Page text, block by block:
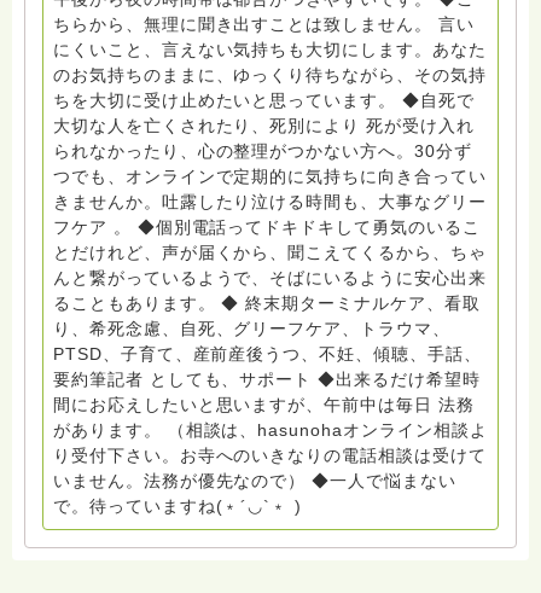
サポートをしています。 ◆一般社団法人『グリーフケア
ともしび』理事長 【ともしび遺族会】運営 毎月 第１
金・昼夜2回開催（大阪駅前第3ビル） 14：00〜，18：
00〜 お問い合わせ申込⬇️こちらから
griefcare.tomoshibi@icloud.com ＊この活動は皆さま
のご支援により支えられております。ご協力をよろしく
お願いします。 ゆうちょ銀行 口座番号 普通408-
6452769 一般社団法人グリーフケアともしび ◆『ビハ
ーラサロン おしゃべりカフェひだまり』 ビハーラ和歌
山代表 居場所運営 問い合わせ申込⬇️こちらから
griefcare.tomoshibi@icloud.com ◆GEはしもとサピュ
イエ 所属 （Gender Equity 誰もが自分らしく生きるこ
とができる社会をめざして）DV・女性支援 ◆認定NPO
京都自死自殺相談センターSotto 元グリーフサポート委
員長（2018〜2024） ◆保育士.幼稚園教諭.小学校教諭.
レクリエーションインストラクター.中学校DV授業 10年
間 保育 教育の現場で 総主任として勤めた経験も生かし
つつ、お話できることがあれば 幸いです。 いつも あな
たとともに。南無阿弥陀仏 ここでは、宗旨を問いませ
ん。 まずは、ひとりで抱え込まないで。 来寺お問い合
わせは⬇️こちらから miehimeyo@gmail.com ※時間を割
いて、あなたに向き合っています。 ですので、過去の
ちらから、無理に聞き出すことは致しません。 言い
にくいこと、言えない気持ちも大切にします。あなた
のお気持ちのままに、ゆっくり待ちながら、その気持
ちを大切に受け止めたいと思っています。 ◆自死で
大切な人を亡くされたり、死別により 死が受け入れ
られなかったり、心の整理がつかない方へ。30分ず
つでも、オンラインで定期的に気持ちに向き合ってい
きませんか。吐露したり泣ける時間も、大事なグリー
フケア 。 ◆個別電話ってドキドキして勇気のいるこ
とだけれど、声が届くから、聞こえてくるから、ちゃ
んと繋がっているようで、そばにいるように安心出来
ることもあります。 ◆ 終末期ターミナルケア、看取
り、希死念慮、自死、グリーフケア、トラウマ、
PTSD、子育て、産前産後うつ、不妊、傾聴、手話、
要約筆記者 としても、サポート ◆出来るだけ希望時
間にお応えしたいと思いますが、午前中は毎日 法務
があります。 （相談は、hasunohaオンライン相談よ
り受付下さい。お寺へのいきなりの電話相談は受けて
いません。法務が優先なので） ◆一人で悩まない
で。待っていますね(﹡´◡`﹡ )